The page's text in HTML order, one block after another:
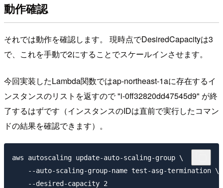
動作確認
それでは動作を確認します。 現時点でDesiredCapacityは3
で、これを手動で2にすることでスケールインさせます。
今回実装したLambda関数ではap-northeast-1aに存在するイ
ンスタンスのリストを返すので "i-0ff32820dd47545d9" が終
了するはずです（インスタンスのIDは直前で実行したコマン
ドの結果を確認できます）。
aws autoscaling update-auto-scaling-group \
    --auto-scaling-group-name test-asg-termination \